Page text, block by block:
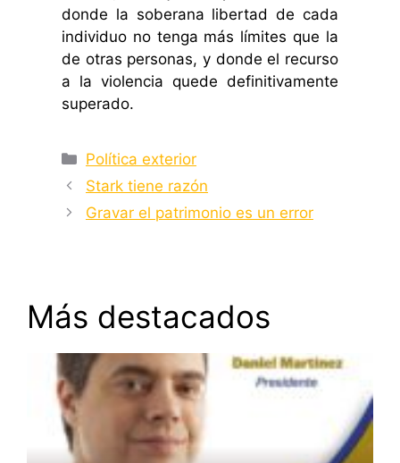
donde la soberana libertad de cada
individuo no tenga más límites que la
de otras personas, y donde el recurso
a la violencia quede definitivamente
superado.
Categorías
Política exterior
Stark tiene razón
Gravar el patrimonio es un error
Más destacados